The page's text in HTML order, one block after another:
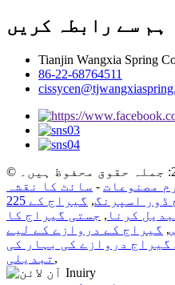
ہم سے رابطہ کریں
Tianjin Wangxia Spring
86-22-68764511
مصنوعات - سائٹ کا نقشہ
ڈور اسپرنگ, گیراج کے
کرنا , جستی گیراج کا
, گیراج کے دروازے کے لیے
فٹ گیراج دروازے کی بہار کی
تبدیلی ,